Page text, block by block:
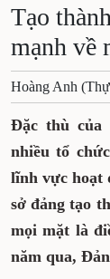
Tạo
mạnh về
Hoàng Anh
Đặc thù của
nhiều tổ
lĩnh vực hoạt
sở đảng tạo
mọi mặt là
năm qua,